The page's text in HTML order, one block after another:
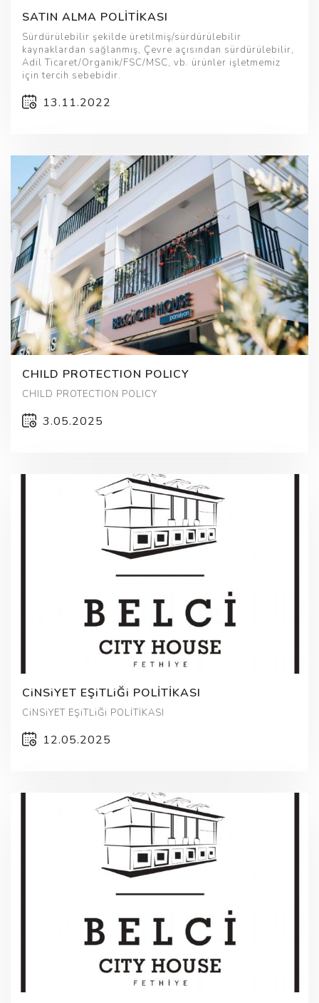
SATIN ALMA POLİTİKASI
Sürdürülebilir şekilde üretilmiş/sürdürülebilir
kaynaklardan sağlanmış, Çevre açısından sürdürülebilir,
Adil Ticaret/Organik/FSC/MSC, vb. ürünler işletmemiz
için tercih sebebidir.
13.11.2022
CHILD PROTECTION POLICY
CHILD PROTECTION POLICY
3.05.2025
CiNSiYET EŞiTLiĞi POLİTİKASI
CiNSiYET EŞiTLiĞi POLİTİKASI
12.05.2025